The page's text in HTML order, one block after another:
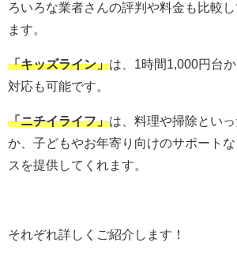
ろいろな業者さんの評判や料金も比較
ます。
「キッズライン」は、1時間1,000円台
対応も可能です。
「ニチイライフ」は、料理や掃除とい
か、子どもやお年寄り向けのサポート
スを提供してくれます。
それぞれ詳しくご紹介します！